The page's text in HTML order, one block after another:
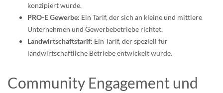
konzipiert wurde.
PRO-E Gewerbe: Ein Tarif, der sich an kleine und mittlere
Unternehmen und Gewerbebetriebe richtet.
Landwirtschaftstarif: Ein Tarif, der speziell für
landwirtschaftliche Betriebe entwickelt wurde.
Community Engagement und